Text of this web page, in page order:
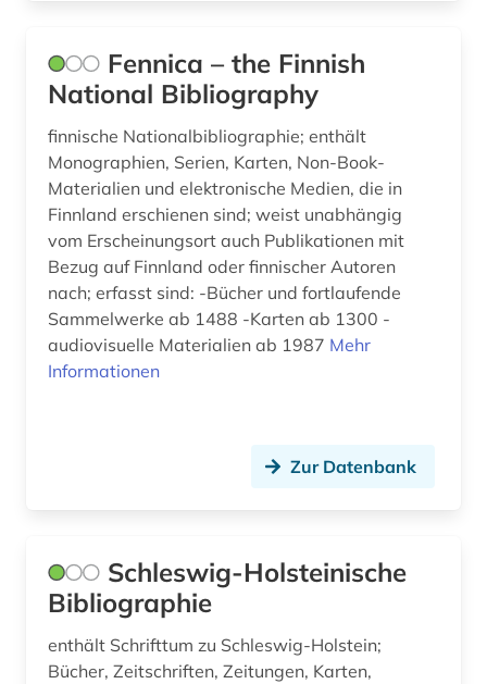
hochschulschrift (2)
iberoromanisch (1)
iberoromanistik (4)
indien (1)
inkunabel (1)
interdisziplinäre forschung (1)
island (1)
israel (1)
italianistik (4)
Fennica – the Finnish
National Bibliography
finnische Nationalbibliographie; enthält
Monographien, Serien, Karten, Non-Book-
Materialien und elektronische Medien, die in
Finnland erschienen sind; weist unabhängig
vom Erscheinungsort auch Publikationen mit
Bezug auf Finnland oder finnischer Autoren
nach; erfasst sind: -Bücher und fortlaufende
Sammelwerke ab 1488 -Karten ab 1300 -
audiovisuelle Materialien ab 1987 Mehr
Informationen
Zur Datenbank
Schleswig-Holsteinische
Bibliographie
enthält Schrifttum zu Schleswig-Holstein;
Bücher, Zeitschriften, Zeitungen, Karten,